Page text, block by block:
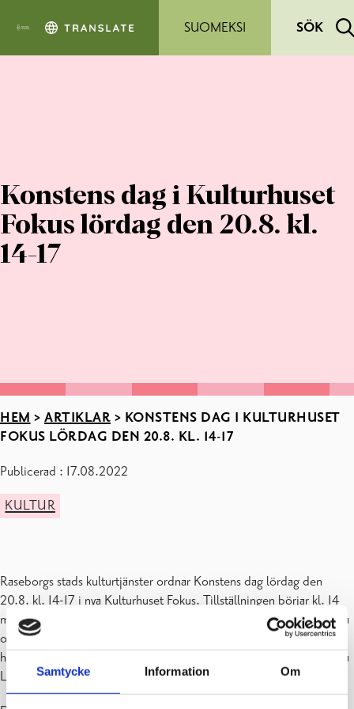
Samtycke Information Om
SUOMEKSI
SÖK
Konstens dag i Kulturhuset
Fokus lördag den 20.8. kl.
14-17
HEM > ARTIKLAR > KONSTENS DAG I KULTURHUSET
FOKUS LÖRDAG DEN 20.8. KL. 14-17
Publicerad : 17.08.2022
KULTUR
Raseborgs stads kulturtjänster ordnar Konstens dag lördag den
20.8. kl. 14-17 i nya Kulturhuset Fokus. Tillställningen börjar kl. 14
med invigning av skulpturen Kolonn på gården. Kolonn är det första
offentliga konstverk enligt procentprincip i Raseborg. Öppningstal
hålls av stadsfullmäktiges ordförande Anders Walls, kulturchef Lotta
Lerviks, Pro Artibus VD Mikaela Lostedt och konstnär Ida Koitila.